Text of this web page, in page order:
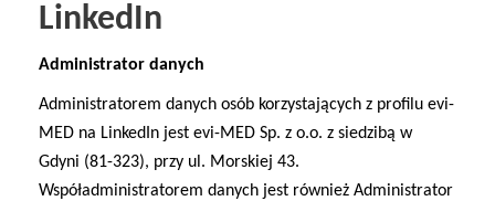
LinkedIn
Administrator danych
Administratorem danych osób korzystających z profilu evi-
MED na LinkedIn jest evi-MED Sp. z o.o. z siedzibą w
Gdyni (81-323), przy ul. Morskiej 43.
Współadministratorem danych jest również Administrator